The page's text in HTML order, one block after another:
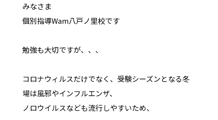
みなさま
個別指導Wam八戸ノ里校です
勉強も大切ですが、、、
コロナウィルスだけでなく、受験シーズンとなる冬
場は風邪やインフルエンザ、
ノロウイルスなども流行しやすいため、